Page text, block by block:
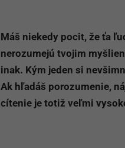
Máš niekedy pocit, že ťa
nerozumejú tvojim
inak. Kým jeden si
Ak hľadáš porozumenie,
cítenie je totiž veľmi